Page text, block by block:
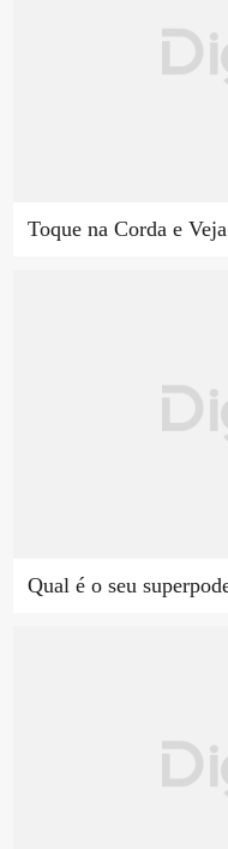
Toque na Corda e
Qual é o seu